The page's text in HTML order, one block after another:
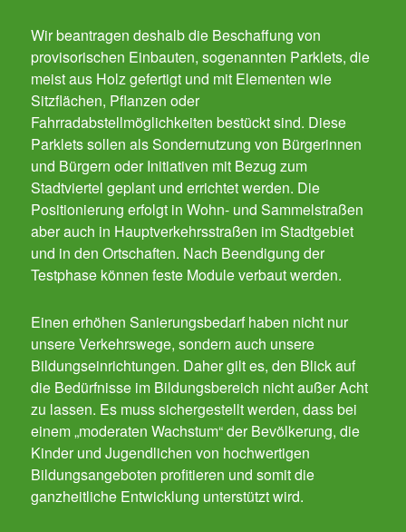
Wir beantragen deshalb die Beschaffung von
provisorischen Einbauten, sogenannten Parklets, die
meist aus Holz gefertigt und mit Elementen wie
Sitzflächen, Pflanzen oder
Fahrradabstellmöglichkeiten bestückt sind. Diese
Parklets sollen als Sondernutzung von Bürgerinnen
und Bürgern oder Initiativen mit Bezug zum
Stadtviertel geplant und errichtet werden. Die
Positionierung erfolgt in Wohn- und Sammelstraßen
aber auch in Hauptverkehrsstraßen im Stadtgebiet
und in den Ortschaften. Nach Beendigung der
Testphase können feste Module verbaut werden.
Einen erhöhen Sanierungsbedarf haben nicht nur
unsere Verkehrswege, sondern auch unsere
Bildungseinrichtungen. Daher gilt es, den Blick auf
die Bedürfnisse im Bildungsbereich nicht außer Acht
zu lassen. Es muss sichergestellt werden, dass bei
einem „moderaten Wachstum“ der Bevölkerung, die
Kinder und Jugendlichen von hochwertigen
Bildungsangeboten profitieren und somit die
ganzheitliche Entwicklung unterstützt wird.